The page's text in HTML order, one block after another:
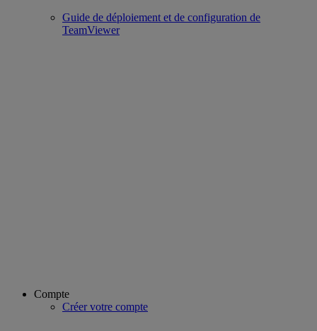
Guide de déploiement et de configuration de
TeamViewer
Compte
Créer votre compte